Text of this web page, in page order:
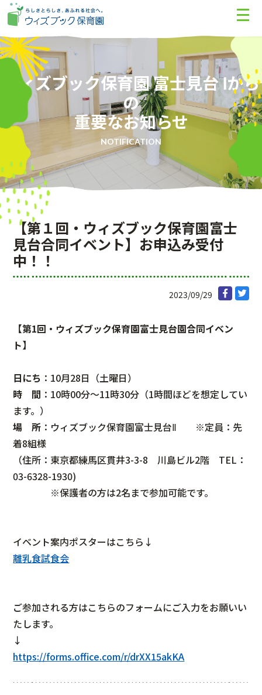
ウィズブック保育園 富士見台 Ⅰから
の
重要なお知らせ
NOTIFICATION
【第１回・ウィズブック保育園富士
見台合同イベント】お申込み受付
中！！
2023/09/29
【第1回・ウィズブック保育園富士見台園合同イベン
ト】
日にち ：10月28日（土曜日）
時 間 ：10時00分～11時30分（1時間ほどを想定してい
ます。）
場 所 ：ウィズブック保育園富士見台Ⅱ ※定員：先
着8組様
（住所：東京都練馬区貫井3-3-8 川島ビル2階 TEL：
03-6328-1930)
※保護者の方は2名まで参加可能です。
イベント案内ポスターはこちら↓
離乳食試食会
ご参加される方はこちらのフォームにご入力をお願いい
たします。
↓
https://forms.office.com/r/drXX15akKA